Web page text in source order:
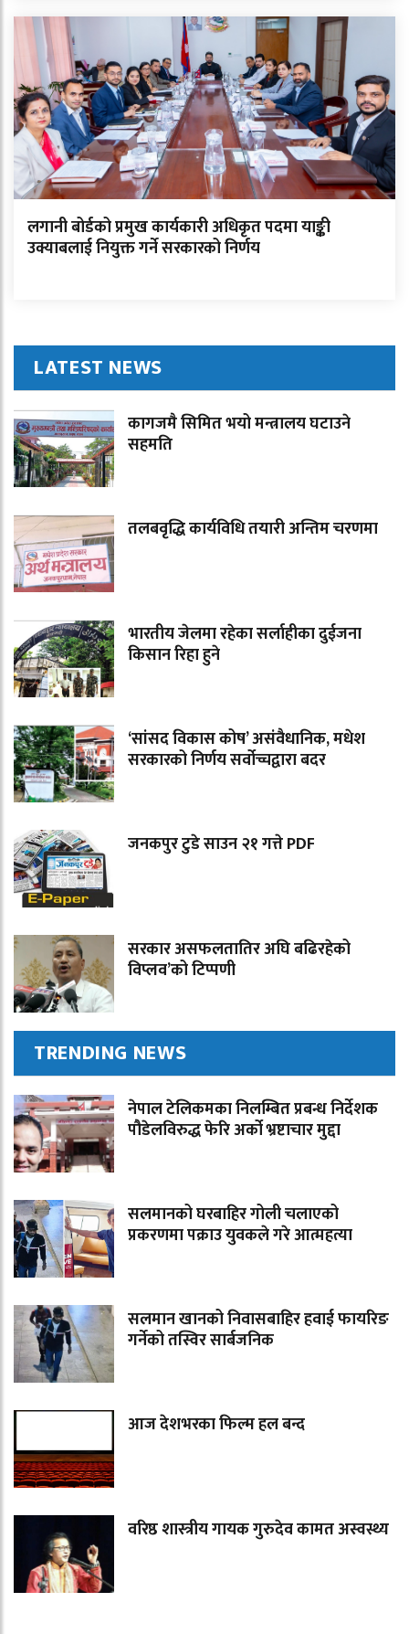
लगानी बोर्डको प्रमुख कार्यकारी अधिकृत पदमा याङ्की
उक्याबलाई नियुक्त गर्ने सरकारको निर्णय
LATEST NEWS
कागजमै सिमित भयो मन्त्रालय घटाउने
सहमति
तलबवृद्धि कार्यविधि तयारी अन्तिम चरणमा
भारतीय जेलमा रहेका सर्लाहीका दुईजना
किसान रिहा हुने
‘सांसद विकास कोष’ असंवैधानिक, मधेश
सरकारको निर्णय सर्वोच्चद्वारा बदर
जनकपुर टुडे साउन २१ गत्ते PDF
सरकार असफलतातिर अघि बढिरहेको
विप्लव’को टिप्पणी
TRENDING NEWS
नेपाल टेलिकमका निलम्बित प्रबन्ध निर्देशक
पौडेलविरुद्ध फेरि अर्को भ्रष्टाचार मुद्दा
सलमानको घरबाहिर गोली चलाएको
प्रकरणमा पक्राउ युवकले गरे आत्महत्या
सलमान खानको निवासबाहिर हवाई फायरिङ
गर्नेको तस्विर सार्बजनिक
आज देशभरका फिल्म हल बन्द
वरिष्ठ शास्त्रीय गायक गुरुदेव कामत अस्वस्थ्य